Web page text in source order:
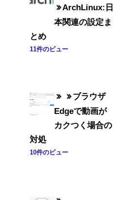
ArchLinux:日
本関連の設定ま
とめ
11件のビュー
ブラウザ
Edgeで動画が
カクつく場合の
対処
10件のビュー